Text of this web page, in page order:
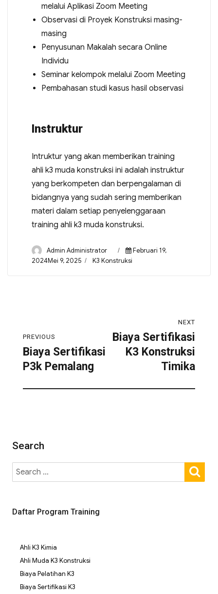
melalui Aplikasi Zoom Meeting
Observasi di Proyek Konstruksi masing-
masing
Penyusunan Makalah secara Online
Individu
Seminar kelompok melalui Zoom Meeting
Pembahasan studi kasus hasil observasi
Instruktur
Intruktur yang akan memberikan training
ahli k3 muda konstruksi ini adalah instruktur
yang berkompeten dan berpengalaman di
bidangnya yang sudah sering memberikan
materi dalam setiap penyelenggaraan
training ahli k3 muda konstruksi.
Admin Administrator
Februari 19,
2024Mei 9, 2025
K3 Konstruksi
PREVIOUS
Biaya Sertifikasi
P3k Pemalang
NEXT
Biaya Sertifikasi
K3 Konstruksi
Timika
Search
Daftar Program Training
Ahli K3 Kimia
Ahli Muda K3 Konstruksi
Biaya Pelatihan K3
Biaya Sertifikasi K3